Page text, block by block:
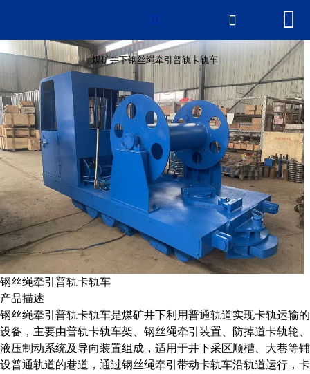
网站首页
产品中心
新闻中心
2026世界杯官网
荣誉资质
厂房厂景
联系我们

煤矿井下钢丝绳牵引普轨卡轨车
 
煤矿井下钢丝绳牵引普轨卡轨车
钢丝绳牵引普轨卡轨车
产品描述
钢丝绳牵引普轨卡轨车是煤矿井下利用普通轨道实现卡轨运输的
设备，主要由普轨卡轨车架、钢丝绳牵引装置、防掉道卡轨轮、
液压制动系统及导向装置组成，适用于井下采区顺槽、大巷等铺
设普通轨道的巷道，通过钢丝绳牵引带动卡轨车沿轨道运行，卡